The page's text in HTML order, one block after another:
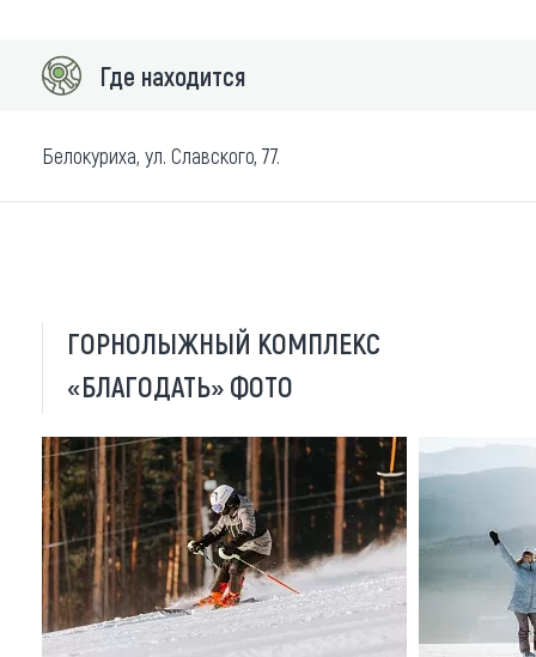
Где находится
Белокуриха, ул. Славского, 77.
ГОРНОЛЫЖНЫЙ КОМПЛЕКС
«БЛАГОДАТЬ» ФОТО